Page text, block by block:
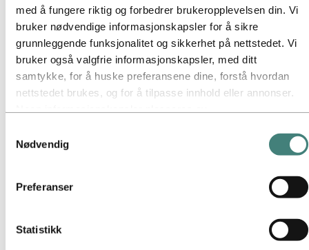
med å fungere riktig og forbedrer brukeropplevelsen din. Vi
bruker nødvendige informasjonskapsler for å sikre
grunnleggende funksjonalitet og sikkerhet på nettstedet. Vi
bruker også valgfrie informasjonskapsler, med ditt
samtykke, for å huske preferansene dine, forstå hvordan
nettstedet brukes, og for å tilpasse innhold eller annonser.
analyse eller annonsering. Disse tredjepartene kan
nettsted med annen informasjon du har gitt dem, eller som
de har samlet inn gjennom din bruk av deres tjenester.
tredjepartscookie, er databehandler for personopplysningene
Nødvendig
Preferanser
Statistikk
Gå til:Karriere
Jobbmuligheter
Studenter og nyutdannede
Livet i Hydro
Karriereområder
Møt våre medarbeidere
Rekrutteringsprosessen
Kontakt og vanlige spørsmål
Investorkontakt
Mediekontakt
Bilder og video